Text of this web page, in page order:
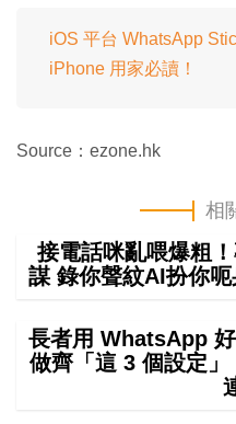
iOS 平台 WhatsApp
iPhone 用家必讀！
Source：ezone.hk
相
接電話咪亂喂爆粗
謀 錄你聲紋AI扮你呃
長者用 WhatsApp
做齊「這 3 個設定